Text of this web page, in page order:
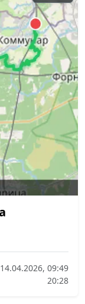
14.04.2026, 09:49
20:28